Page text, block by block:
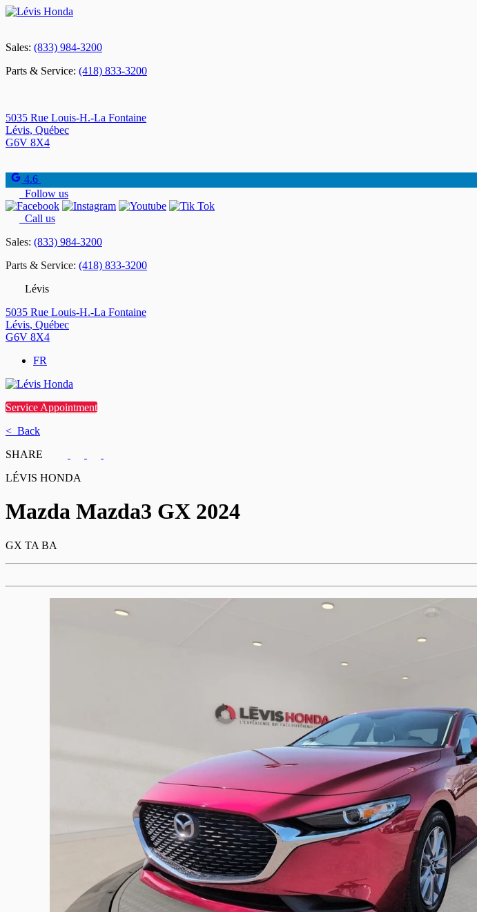
Sales: (833) 984-3200
Parts & Service: (418) 833-3200
5035 Rue Louis-H.-La Fontaine
Lévis, Québec
G6V 8X4
4.6
Follow us
Call us
Sales: (833) 984-3200
Parts & Service: (418) 833-3200
Lévis
5035 Rue Louis-H.-La Fontaine
Lévis, Québec
G6V 8X4
FR
Service Appointment
< Back
SHARE
LÉVIS HONDA
Mazda Mazda3 GX 2024
GX TA BA